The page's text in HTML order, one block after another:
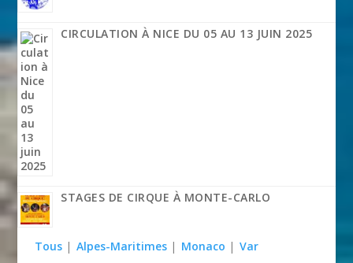
CIRCULATION À NICE DU 05 AU 13 JUIN 2025
STAGES DE CIRQUE À MONTE-CARLO
Tous | Alpes-Maritimes | Monaco | Var